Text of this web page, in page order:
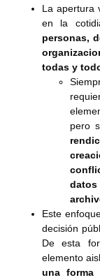
La apertura
en la
personas,
todas y
pero
Este
decisión
De esta
elemento
una